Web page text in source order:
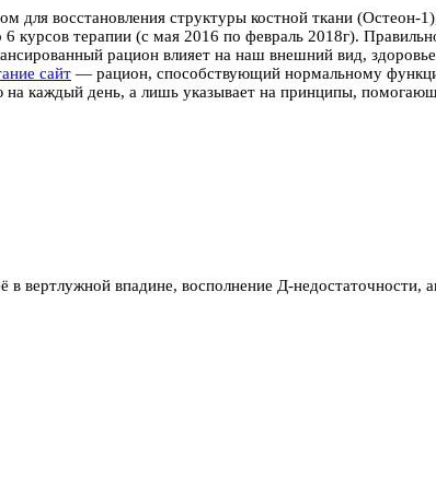
для восстановления структуры костной ткани
курсов терапии (с мая 2016 по февраль 2018г).
рацион влияет на наш внешний вид,
сайт — рацион, способствующий нормальному
каждый день, а лишь указывает на принципы,
вертлужной впадине, восполнение Д-